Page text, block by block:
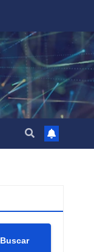
Buscar